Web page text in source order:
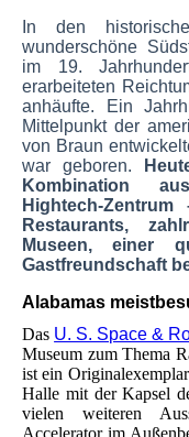
In den
wunderschöne
im 19.
erarbeiteten
anhäufte. Ein
Mittelpunkt der
von Braun
war geboren.
Kombination
Hightech-
Restaurants,
Museen, einer
Gastfreundschaft
Alabamas
Das U. S. Space &
Museum zum Thema
ist ein
Halle mit der Kapsel
vielen weiteren